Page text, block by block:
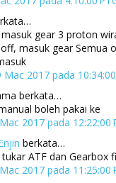
gear 3 proton
masuk gear Semua
Mac 2017 pada 10:34:00
berkata…
boleh pakai ke
2017 pada 12:22:00
berkata…
ATF dan Gearbox
2017 pada 11:25:00